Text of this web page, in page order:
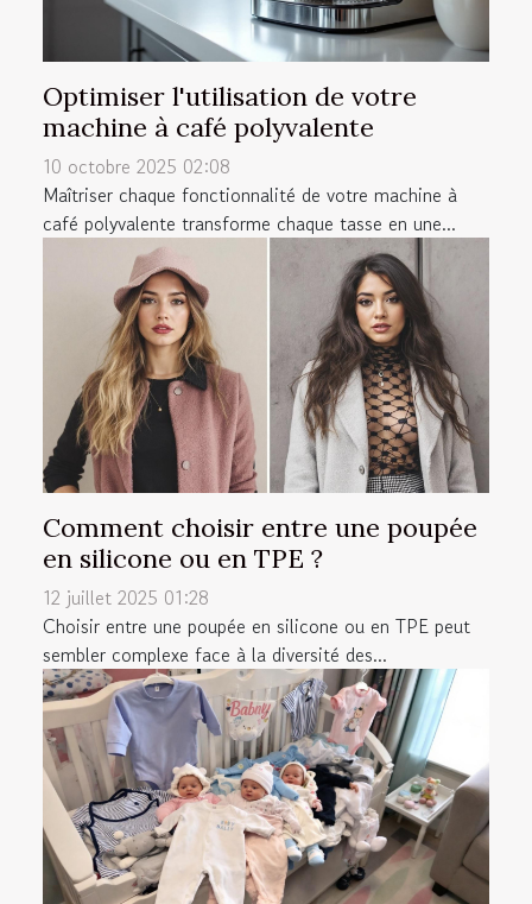
Optimiser l'utilisation de votre
machine à café polyvalente
10 octobre 2025 02:08
Maîtriser chaque fonctionnalité de votre machine à
café polyvalente transforme chaque tasse en une...
Comment choisir entre une poupée
en silicone ou en TPE ?
12 juillet 2025 01:28
Choisir entre une poupée en silicone ou en TPE peut
sembler complexe face à la diversité des...